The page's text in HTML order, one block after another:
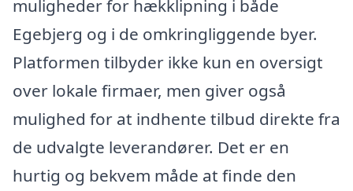
muligheder for hækklipning i både
Egebjerg og i de omkringliggende byer.
Platformen tilbyder ikke kun en oversigt
over lokale firmaer, men giver også
mulighed for at indhente tilbud direkte fra
de udvalgte leverandører. Det er en
hurtig og bekvem måde at finde den